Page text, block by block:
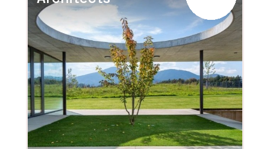
Robot Ready Profi - wienerberger